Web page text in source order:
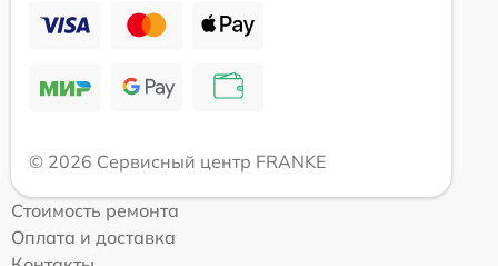
© 2026 Сервисный центр FRANKE
Стоимость ремонта
Оплата и доставка